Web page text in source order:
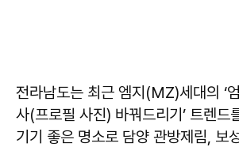
전라남도는 최근 엠지(MZ)세대의 ‘
사(프로필 사진) 바꿔드리기’ 트렌드
기기 좋은 명소로 담양 관방제림, 보